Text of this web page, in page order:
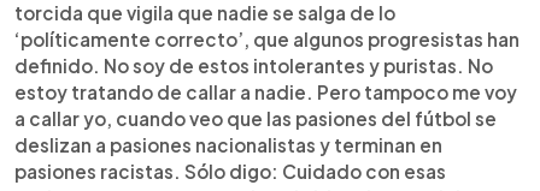
torcida que vigila que nadie se salga de lo
‘políticamente correcto’, que algunos progresistas han
definido. No soy de estos intolerantes y puristas. No
estoy tratando de callar a nadie. Pero tampoco me voy
a callar yo, cuando veo que las pasiones del fútbol se
deslizan a pasiones nacionalistas y terminan en
pasiones racistas. Sólo digo: Cuidado con esas